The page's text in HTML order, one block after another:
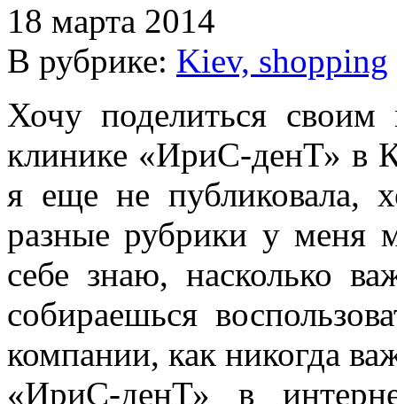
18 марта 2014
В рубрике: Kiev, shopping
Хочу поделиться своим
клинике «ИриС-денТ» в
я еще не публиковала,
разные рубрики у меня
себе знаю, насколько
собираешься
компании, как никогда
«ИриС-денТ» в